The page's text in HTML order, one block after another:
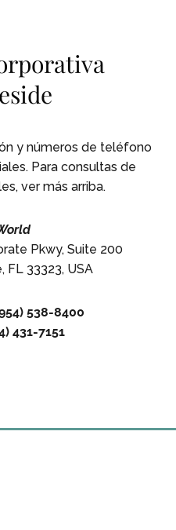
y números de teléfono
Para consultas de
ver más arriba.
Pkwy, Suite 200
FL 33323, USA
538-8400
431-7151